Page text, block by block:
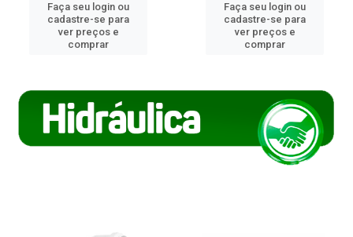
Faça seu login ou
cadastre-se para
ver preços e
comprar
Faça seu login ou
cadastre-se para
ver preços e
comprar